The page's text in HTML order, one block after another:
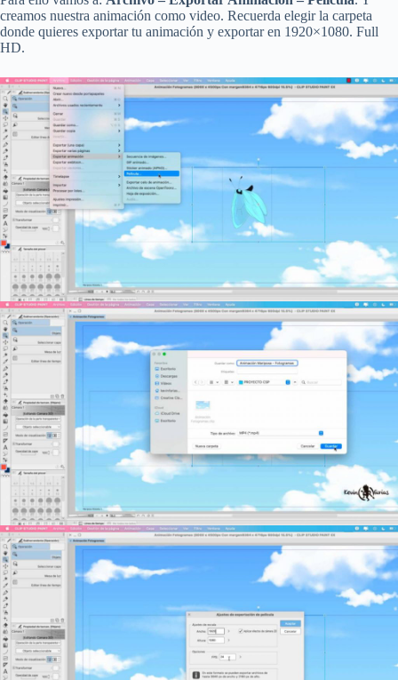
creamos nuestra animación como video. Recuerda elegir la carpeta
donde quieres exportar tu animación y exportar en 1920×1080. Full
HD.